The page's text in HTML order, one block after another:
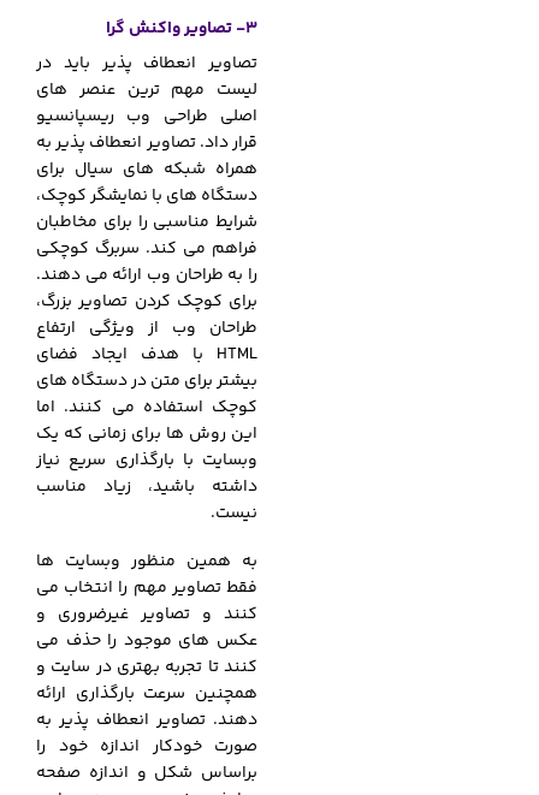
3- تصاویر واکنش گرا
تصاویر انعطاف پذیر باید در
لیست مهم ترین عنصر های
اصلی طراحی وب ریسپانسیو
قرار داد. تصاویر انعطاف پذیر به
همراه شبکه های سیال برای
دستگاه های با نمایشگر کوچک،
شرایط مناسبی را برای مخاطبان
فراهم می کند. سربرگ کوچکی
را به طراحان وب ارائه می دهند.
برای کوچک کردن تصاویر بزرگ،
طراحان وب از ویژگی ارتفاع
HTML با هدف ایجاد فضای
بیشتر برای متن در دستگاه های
کوچک استفاده می کنند. اما
این روش ها برای زمانی که یک
وبسایت با بارگذاری سریع نیاز
داشته باشید، زیاد مناسب
نیست.
به همین منظور وبسایت ها
فقط تصاویر مهم را انتخاب می
کنند و تصاویر غیرضروری و
عکس های موجود را حذف می
کنند تا تجربه بهتری در سایت و
همچنین سرعت بارگذاری ارائه
دهند. تصاویر انعطاف پذیر به
صورت خودکار اندازه خود را
براساس شکل و اندازه صفحه